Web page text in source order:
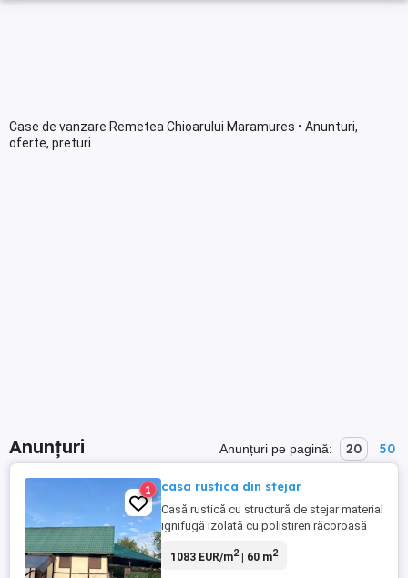
Case de vanzare Remetea Chioarului Maramures • Anunturi,
oferte, preturi
Anunțuri Anunțuri pe pagină: 20 50
1 casa rustica din stejar
Casă rustică cu structură de stejar material
ignifugă izolată cu polistiren răcoroasă
suprafață utilă parter care cuprinde un hol
1083 EUR/m2| 60 m2